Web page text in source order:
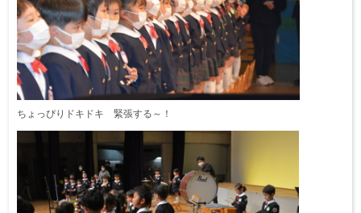
ちょっぴりドキドキ 緊張する～！